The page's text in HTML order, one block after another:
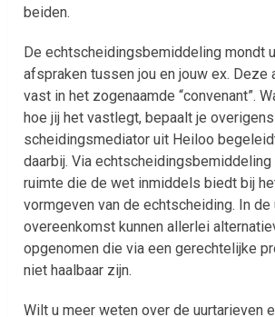
beiden.
De echtscheidingsbemiddeling mondt
afspraken tussen jou en jouw ex. Deze
vast in het zogenaamde “convenant”.
hoe jij het vastlegt, bepaalt je
scheidingsmediator uit Heiloo
daarbij. Via echtscheidingsbemiddeling
ruimte die de wet inmiddels biedt bij
vormgeven van de echtscheiding. In
overeenkomst kunnen allerlei
opgenomen die via een gerechtelijke
niet haalbaar zijn.
Wilt u meer weten over de uurtarieven